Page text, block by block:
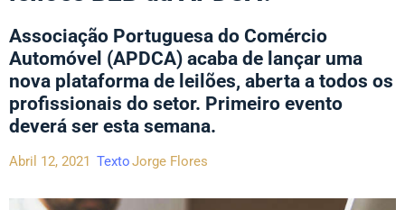
Associação Portuguesa do Comércio
Automóvel (APDCA) acaba de lançar uma
nova plataforma de leilões, aberta a todos os
profissionais do setor. Primeiro evento
deverá ser esta semana.
Abril 12, 2021 TextoJorge Flores